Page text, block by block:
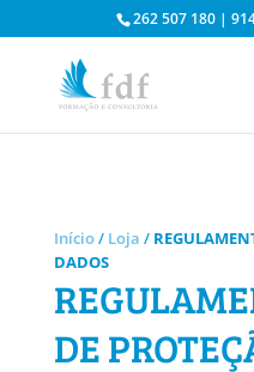
262 507 180 |
Início/ Loja /
DADOS
DE